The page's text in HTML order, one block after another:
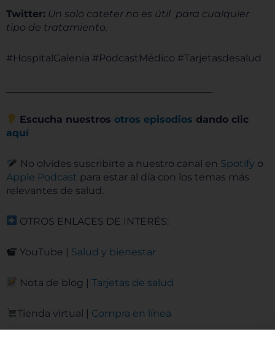
Twitter: Un solo cateter no es útil para cualquier
tipo de tratamiento.
#HospitalGalenia #PodcastMédico #Tarjetasdesalud
Escucha nuestros otros episodios dando clic
aquí
No olvides suscribirte a nuestro canal en Spotify o
Apple Podcast para estar al día con los temas más
relevantes de salud.
OTROS ENLACES DE INTERÉS:
YouTube | Salud y bienestar
Nota de blog |Tarjetas de salud
Tienda virtual | Compra en línea